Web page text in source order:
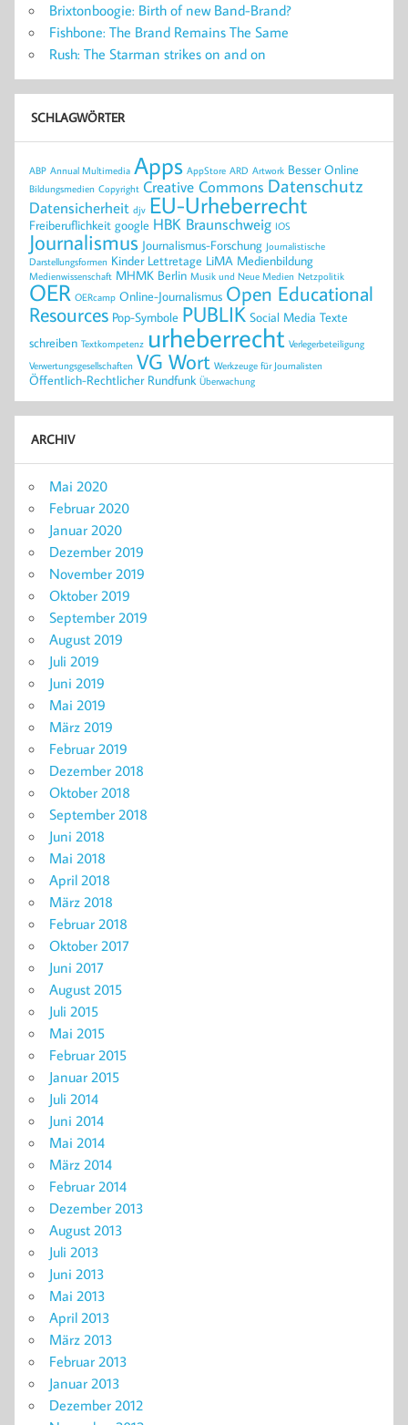
Brixtonboogie: Birth of new Band-Brand?
Fishbone: The Brand Remains The Same
Rush: The Starman strikes on and on
SCHLAGWÖRTER
ABP Annual Multimedia Apps AppStore ARD Artwork Besser Online
Bildungsmedien Copyright Creative Commons Datenschutz
Datensicherheit djv EU-Urheberrecht
Freiberuflichkeit google HBK Braunschweig IOS
Journalismus Journalismus-Forschung Journalistische
Darstellungsformen Kinder Lettretage LiMA Medienbildung
Medienwissenschaft MHMK Berlin Musik und Neue Medien Netzpolitik
OER OERcamp Online-Journalismus Open Educational
Resources Pop-Symbole PUBLIK Social Media Texte
schreiben Textkompetenz urheberrecht Verlegerbeteiligung
Verwertungsgesellschaften VG Wort Werkzeuge für Journalisten
Öffentlich-Rechtlicher Rundfunk Überwachung
ARCHIV
Mai 2020
Februar 2020
Januar 2020
Dezember 2019
November 2019
Oktober 2019
September 2019
August 2019
Juli 2019
Juni 2019
Mai 2019
März 2019
Februar 2019
Dezember 2018
Oktober 2018
September 2018
Juni 2018
Mai 2018
April 2018
März 2018
Februar 2018
Oktober 2017
Juni 2017
August 2015
Juli 2015
Mai 2015
Februar 2015
Januar 2015
Juli 2014
Juni 2014
Mai 2014
März 2014
Februar 2014
Dezember 2013
August 2013
Juli 2013
Juni 2013
Mai 2013
April 2013
März 2013
Februar 2013
Januar 2013
Dezember 2012